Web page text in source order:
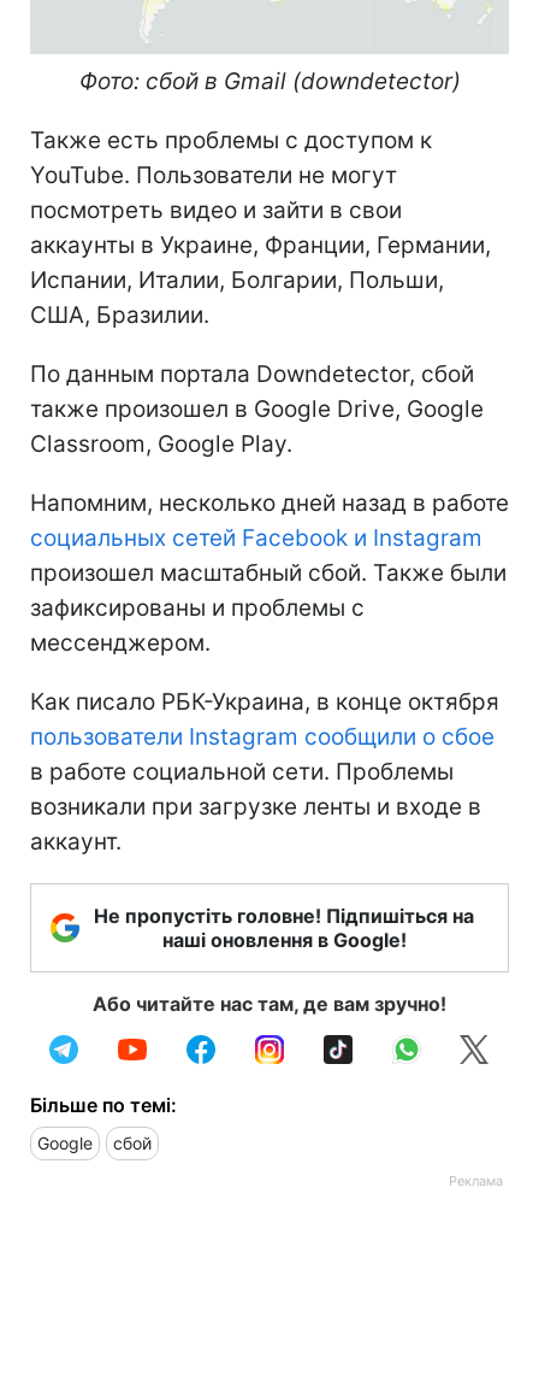
Фото: сбой в Gmail (downdetector)
Также есть проблемы с доступом к
YouTube. Пользователи не могут
посмотреть видео и зайти в свои
аккаунты в Украине, Франции, Германии,
Испании, Италии, Болгарии, Польши,
США, Бразилии.
По данным портала Downdetector, сбой
также произошел в Google Drive, Google
Classroom, Google Play.
Напомним, несколько дней назад в работе
социальных сетей Facebook и Instagram
произошел масштабный сбой. Также были
зафиксированы и проблемы с
мессенджером.
Как писало РБК-Украина, в конце октября
пользователи Instagram сообщили о сбое
в работе социальной сети. Проблемы
возникали при загрузке ленты и входе в
аккаунт.
Не пропустіть головне! Підпишіться на
наші оновлення в Google!
Або читайте нас там, де вам зручно!
Більше по темі:
Google сбой